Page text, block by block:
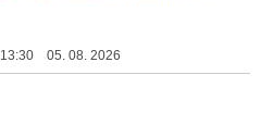
13:30 05. 08. 2026